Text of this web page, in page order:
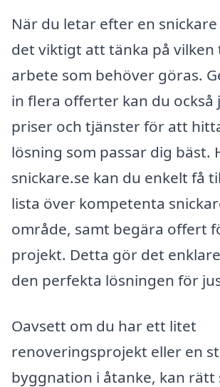
När du letar efter en snickare
det viktigt att tänka på vilken
arbete som behöver göras.
in flera offerter kan du också
priser och tjänster för att
lösning som passar dig bäst.
snickare.se kan du enkelt få
lista över kompetenta
område, samt begära offert
projekt. Detta gör det
den perfekta lösningen för
Oavsett om du har ett litet
renoveringsprojekt eller en
byggnation i åtanke, kan rätt